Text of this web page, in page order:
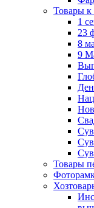
Товары к
1
23
8
9
Товары